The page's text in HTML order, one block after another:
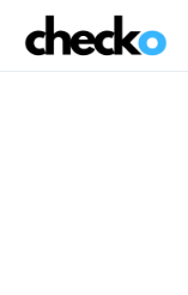
Search for: